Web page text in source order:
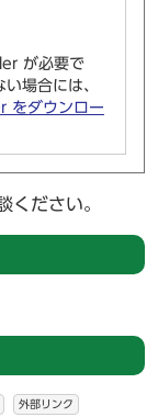
が必要で
場合には、
をダウンロー
ください。
外部リンク